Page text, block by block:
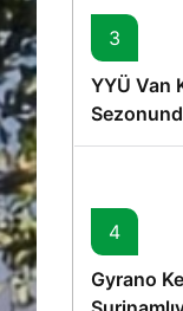
3
YYÜ Van
Vurgusu
4
Gyrano